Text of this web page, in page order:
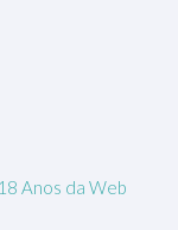
Anos da Web